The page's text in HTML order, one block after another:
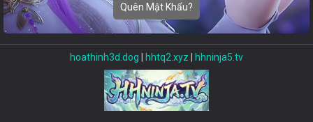
Quên Mật Khẩu?
hoathinh3d.dog hhtq2.xyz hhninja5.tv